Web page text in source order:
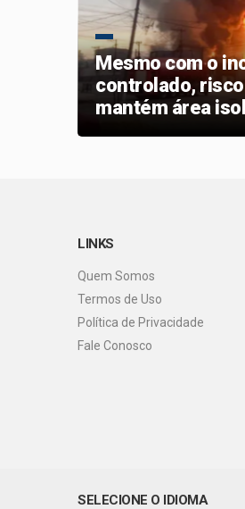
Mesmo com o
controlado,
mantém área
LINKS
Quem Somos
Termos de Uso
Política de Privacidade
Fale Conosco
SELECIONE O IDIOMA